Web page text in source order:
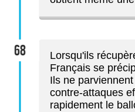
68
Lorsqu'ils
Français se
Ils ne
contre-attaques
rapidement le